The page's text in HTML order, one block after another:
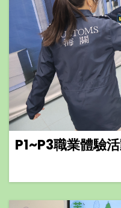
P1~P3職業體驗